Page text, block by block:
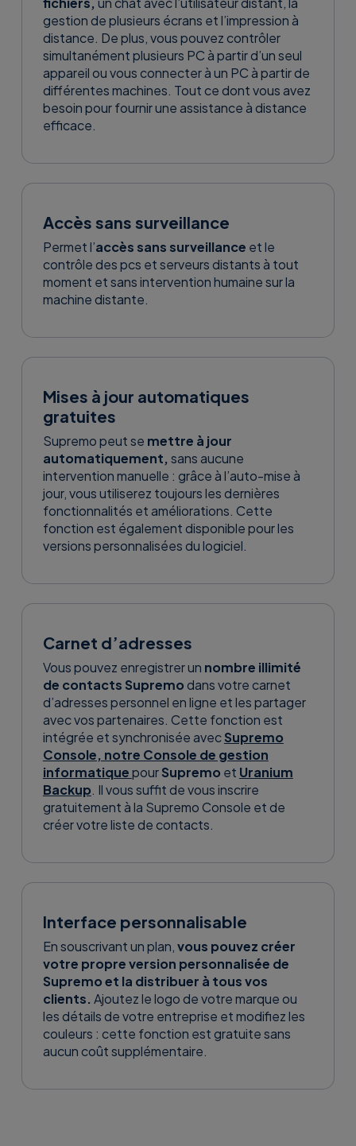
gestion de plusieurs écrans et l’impression à
distance. De plus, vous pouvez contrôler
simultanément plusieurs PC à partir d’un seul
appareil ou vous connecter à un PC à partir de
différentes machines. Tout ce dont vous avez
besoin pour fournir une assistance à distance
efficace.
Accès sans surveillance
Permet l’accès sans surveillance et le
contrôle des pcs et serveurs distants à tout
moment et sans intervention humaine sur la
machine distante.
Mises à jour automatiques
gratuites
Supremo peut se mettre à jour
automatiquement, sans aucune
intervention manuelle : grâce à l’auto-mise à
jour, vous utiliserez toujours les dernières
fonctionnalités et améliorations. Cette
fonction est également disponible pour les
versions personnalisées du logiciel.
Carnet d’adresses
Vous pouvez enregistrer un nombre illimité
de contacts Supremodans votre carnet
d’adresses personnel en ligne et les partager
avec vos partenaires. Cette fonction est
intégrée et synchronisée avecSupremo
Console, notre Console de gestion
informatiquepourSupremo et Uranium
Backup. Il vous suffit de vous inscrire
gratuitement à la Supremo Console et de
créer votre liste de contacts.
Interface personnalisable
En souscrivant un plan,vous pouvez créer
votre propre version personnalisée de
Supremo et la distribuer à tous vos
clients. Ajoutez le logo de votre marque ou
les détails de votre entreprise et modifiez les
couleurs : cette fonction est gratuite sans
aucun coût supplémentaire.